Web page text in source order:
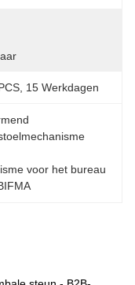
15 Werkdagen
voor het bureau